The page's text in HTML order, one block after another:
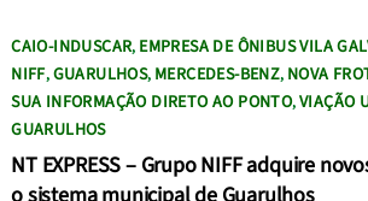
CAIO-INDUSCAR, EMPRESA DE ÔNIBUS VILA
NIFF,GUARULHOS, MERCEDES-BENZ, NOVA
SUA INFORMAÇÃO DIRETO AO PONTO,VIAÇÃO
GUARULHOS
NT EXPRESS – Grupo NIFF adquire